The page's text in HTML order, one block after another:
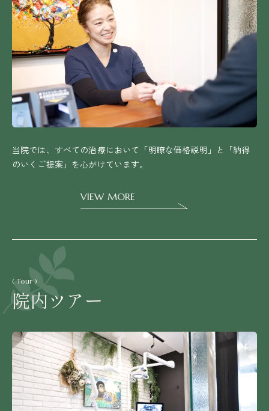
当院では、すべての治療において「明瞭な価格説明」と
「納得
のいくご提案」を心がけています。
VIEW MORE
( Tour )
院内ツアー